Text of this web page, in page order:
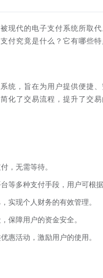
现代的电子支付系统所取
付究竟是什么？它有哪些特
统，旨在为用户提供便捷
化了交易流程，提升了交易
，无需等待。
等多种支付手段，用户可根
实现个人财务的有效管理。
保障用户的资金安全。
惠活动，激励用户的使用。